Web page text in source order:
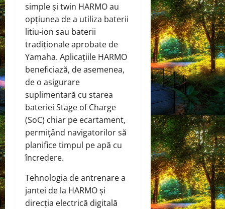
simple și twin HARMO au
opțiunea de a utiliza baterii
litiu-ion sau baterii
tradiționale aprobate de
Yamaha. Aplicațiile HARMO
beneficiază, de asemenea,
de o asigurare
suplimentară cu starea
bateriei Stage of Charge
(SoC) chiar pe ecartament,
permițând navigatorilor să
planifice timpul pe apă cu
încredere.
Tehnologia de antrenare a
jantei de la HARMO și
direcția electrică digitală